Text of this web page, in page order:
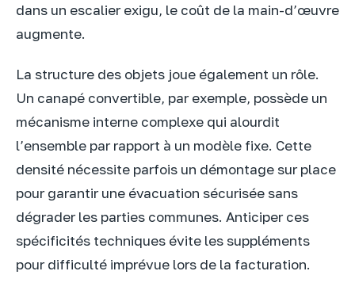
dans un escalier exigu, le coût de la main-d’œuvre
augmente.
La structure des objets joue également un rôle.
Un canapé convertible, par exemple, possède un
mécanisme interne complexe qui alourdit
l’ensemble par rapport à un modèle fixe. Cette
densité nécessite parfois un démontage sur place
pour garantir une évacuation sécurisée sans
dégrader les parties communes. Anticiper ces
spécificités techniques évite les suppléments
pour difficulté imprévue lors de la facturation.